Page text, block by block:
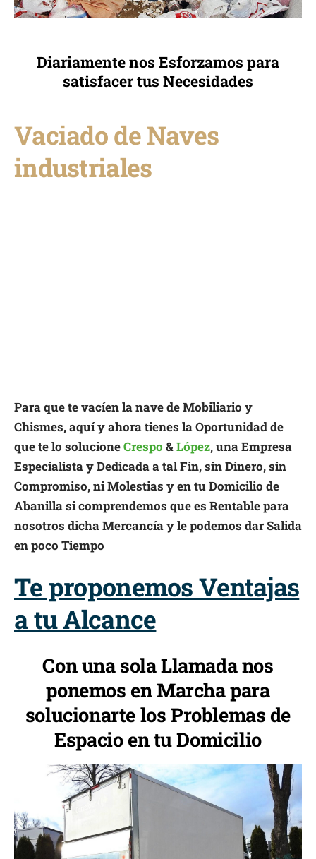
Diariamente nos Esforzamos para
satisfacer tus Necesidades
Vaciado de Naves
industriales
Para que te vacíen la nave de Mobiliario y
Chismes, aquí y ahora tienes la Oportunidad de
que te lo solucioneCrespo &López, una Empresa
Especialista y Dedicada a tal Fin, sin Dinero, sin
Compromiso, ni Molestias y en tu Domicilio de
Abanilla si comprendemos que es Rentable para
nosotros dicha Mercancía y le podemos dar Salida
en poco Tiempo
Te proponemos Ventajas
a tu Alcance
Con una sola Llamada nos
ponemos en Marcha para
solucionarte los Problemas de
Espacio en tu Domicilio